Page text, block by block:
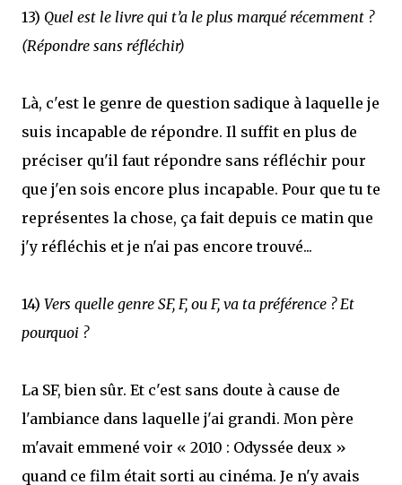
13) Quel est le livre qui t’a le plus marqué récemment ?
(Répondre sans réfléchir)
Là, c'est le genre de question sadique à laquelle je
suis incapable de répondre. Il suffit en plus de
préciser qu'il faut répondre sans réfléchir pour
que j'en sois encore plus incapable. Pour que tu te
représentes la chose, ça fait depuis ce matin que
j'y réfléchis et je n'ai pas encore trouvé...
14) Vers quelle genre SF, F, ou F, va ta préférence ? Et
pourquoi ?
La SF, bien sûr. Et c'est sans doute à cause de
l'ambiance dans laquelle j'ai grandi. Mon père
m'avait emmené voir « 2010 : Odyssée deux »
quand ce film était sorti au cinéma. Je n'y avais